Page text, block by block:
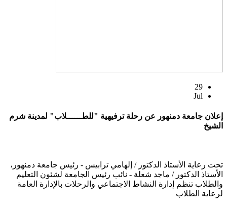
29
Jul
إعلان جامعة دمنهور عن رحلة ترفيهية "للطــــــلاب" لمدينة شرم
الشيخ
تحت رعاية الأستاذ الدكتور / إلهامي ترابيس - رئيس جامعة دمنهور،
الأستاذ الدكتور / ماجد شعلة - نائب رئيس الجامعة لشئون التعليم
والطلاب تنظم إدارة النشاط الاجتماعي والرحلات بالإدارة العامة
لرعاية الطلاب